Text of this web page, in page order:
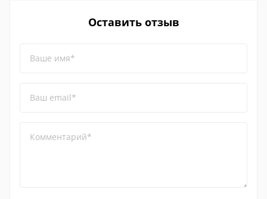
Оставить отзыв
Ваше имя*
Ваш email*
Комментарий*